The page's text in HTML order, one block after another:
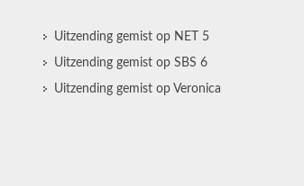
Uitzending gemist op NET 5
Uitzending gemist op SBS 6
Uitzending gemist op Veronica